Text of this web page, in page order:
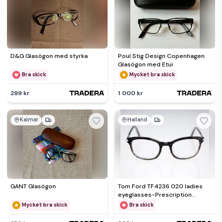
D&G Glasögon med styrka
Bra skick
299 kr
Poul Stig Design Copenhagen
Glasögon med Etui
Mycket bra skick
1 000 kr
Kalmar
GANT Glasögon
Mycket bra skick
Halland
Tom Ford TF4236 020 ladies
eyeglasses-Prescription
lenses fitted (Weight: 32g)
Bra skick